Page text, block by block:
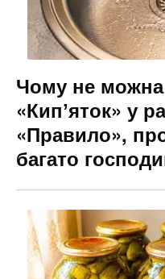
Чому не
«Кипʼяток» у
«Правило»,
багато